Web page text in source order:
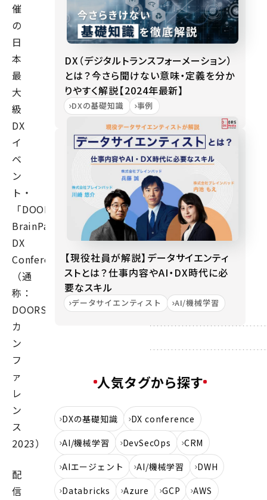
催
の
日
本
最
大
級
DX
イ
ベ
ン
ト・
「DOORS-
BrainPad
DX
Conference~2023」
（通
称：
DOORS
カ
ン
フ
ァ
レ
ン
ス
2023）。
配
信
DX（デジタルトランスフォーメーション）
とは？今さら聞けない意味・定義を分か
りやすく解説【2024年最新】
DXの基礎知識 事例
【現役社員が解説】データサイエンティ
ストとは？仕事内容やAI・DX時代に必
要なスキル
データサイエンティスト AI/機械学習
人気タグから探す
DXの基礎知識
DX conference
AI/機械学習
DevSecOps
CRM
AIエージェント
AI/機械学習
DWH
Databricks
Azure GCP
AWS